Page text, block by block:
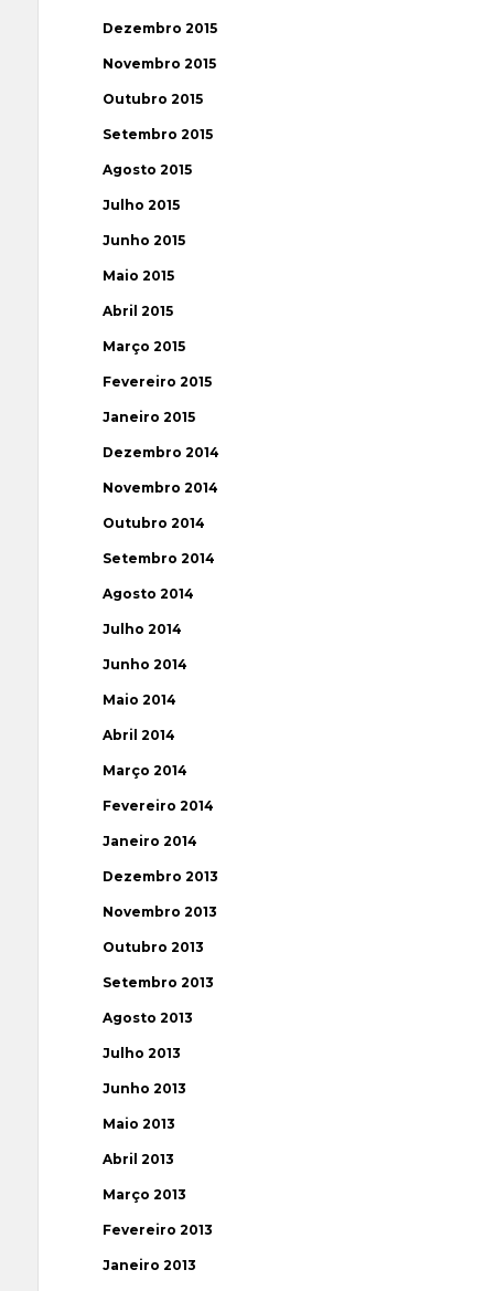
Dezembro 2015
Novembro 2015
Outubro 2015
Setembro 2015
Agosto 2015
Julho 2015
Junho 2015
Maio 2015
Abril 2015
Março 2015
Fevereiro 2015
Janeiro 2015
Dezembro 2014
Novembro 2014
Outubro 2014
Setembro 2014
Agosto 2014
Julho 2014
Junho 2014
Maio 2014
Abril 2014
Março 2014
Fevereiro 2014
Janeiro 2014
Dezembro 2013
Novembro 2013
Outubro 2013
Setembro 2013
Agosto 2013
Julho 2013
Junho 2013
Maio 2013
Abril 2013
Março 2013
Fevereiro 2013
Janeiro 2013